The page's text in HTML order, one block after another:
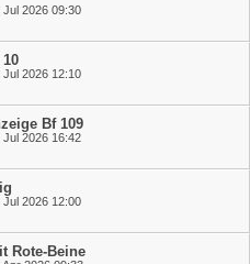
Jul 2026 09:30
Jul 2026 12:10
Bf 109
Jul 2026 16:42
Jul 2026 12:00
Rote-Beine